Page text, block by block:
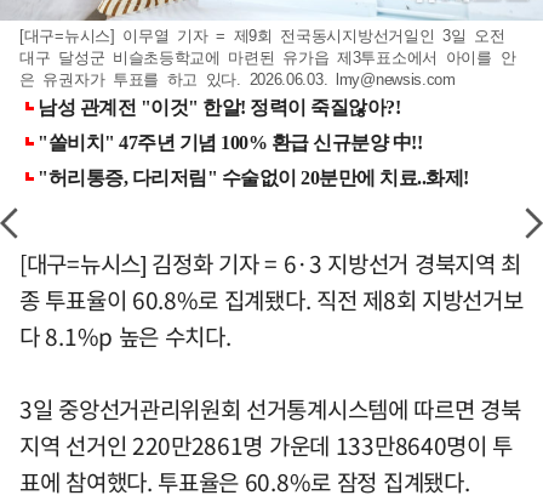
[대구=뉴시스] 이무열 기자 = 제9회 전국동시지방선거일인 3일 오전
대구 달성군 비슬초등학교에 마련된 유가읍 제3투표소에서 아이를 안
은 유권자가 투표를 하고 있다. 2026.06.03.
lmy@newsis.com
[대구=뉴시스] 김정화 기자 = 6·3 지방선거 경북지역 최
종 투표율이 60.8%로 집계됐다. 직전 제8회 지방선거보
다 8.1%p 높은 수치다.
3일 중앙선거관리위원회 선거통계시스템에 따르면 경북
지역 선거인 220만2861명 가운데 133만8640명이 투
표에 참여했다. 투표율은 60.8%로 잠정 집계됐다.